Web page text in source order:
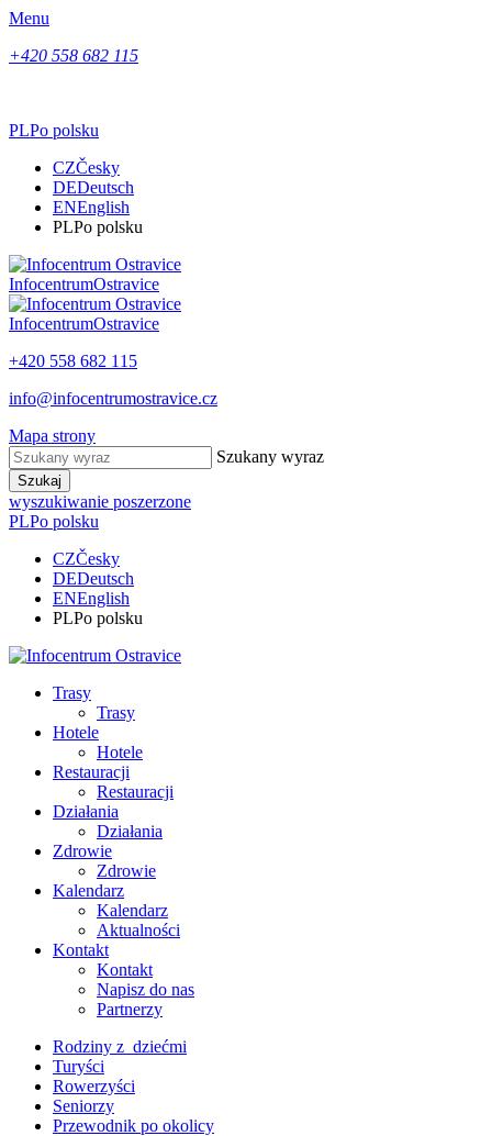
Menu
+420 558 682 115
PLPo polsku
CZČesky
DEDeutsch
ENEnglish
PLPo polsku
InfocentrumOstravice
InfocentrumOstravice
+420 558 682 115
info@infocentrumostravice.cz
Mapa strony
Szukany wyraz
Szukaj
wyszukiwanie poszerzone
PLPo polsku
CZČesky
DEDeutsch
ENEnglish
PLPo polsku
Trasy
Trasy
Hotele
Hotele
Restauracji
Restauracji
Działania
Działania
Zdrowie
Zdrowie
Kalendarz
Kalendarz
Aktualności
Kontakt
Kontakt
Napisz do nas
Partnerzy
Rodziny z dziećmi
Turyści
Rowerzyści
Seniorzy
Przewodnik po okolicy